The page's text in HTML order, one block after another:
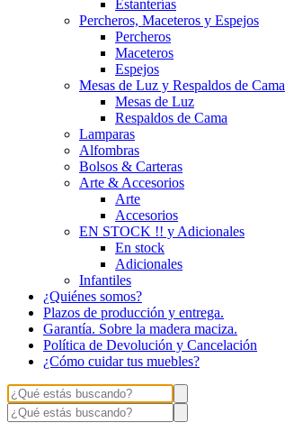
Estanterías
Percheros, Maceteros y Espejos
Percheros
Maceteros
Espejos
Mesas de Luz y Respaldos de Cama
Mesas de Luz
Respaldos de Cama
Lamparas
Alfombras
Bolsos & Carteras
Arte & Accesorios
Arte
Accesorios
EN STOCK !! y Adicionales
En stock
Adicionales
Infantiles
¿Quiénes somos?
Plazos de producción y entrega.
Garantía. Sobre la madera maciza.
Política de Devolución y Cancelación
¿Cómo cuidar tus muebles?